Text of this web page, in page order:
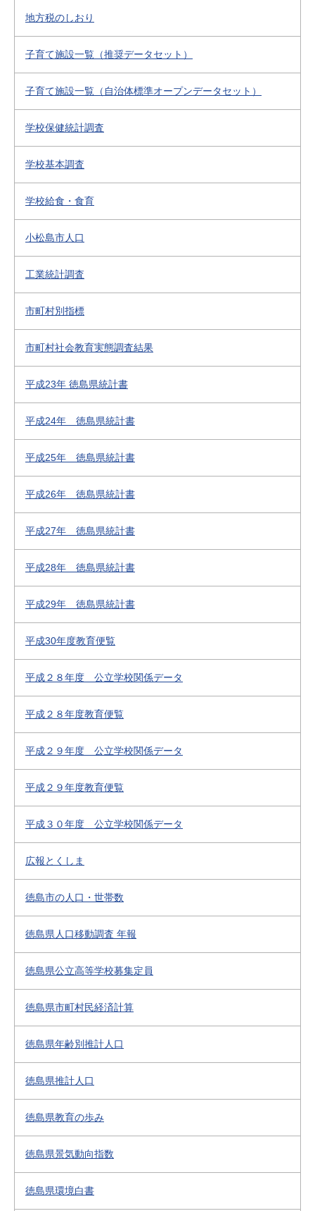
地方税のしおり
子育て施設一覧（推奨データセット）
子育て施設一覧（自治体標準オープンデータセット）
学校保健統計調査
学校基本調査
学校給食・食育
小松島市人口
工業統計調査
市町村別指標
市町村社会教育実態調査結果
平成23年 徳島県統計書
平成24年 徳島県統計書
平成25年 徳島県統計書
平成26年 徳島県統計書
平成27年 徳島県統計書
平成28年 徳島県統計書
平成29年 徳島県統計書
平成30年度教育便覧
平成２８年度 公立学校関係データ
平成２８年度教育便覧
平成２９年度 公立学校関係データ
平成２９年度教育便覧
平成３０年度 公立学校関係データ
広報とくしま
徳島市の人口・世帯数
徳島県人口移動調査 年報
徳島県公立高等学校募集定員
徳島県市町村民経済計算
徳島県年齢別推計人口
徳島県推計人口
徳島県教育の歩み
徳島県景気動向指数
徳島県環境白書